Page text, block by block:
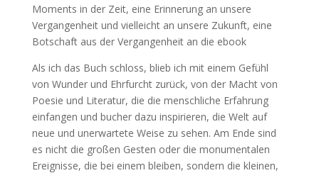
Moments in der Zeit, eine Erinnerung an unsere
Vergangenheit und vielleicht an unsere Zukunft, eine
Botschaft aus der Vergangenheit an die ebook
Als ich das Buch schloss, blieb ich mit einem Gefühl
von Wunder und Ehrfurcht zurück, von der Macht von
Poesie und Literatur, die die menschliche Erfahrung
einfangen und bucher dazu inspirieren, die Welt auf
neue und unerwartete Weise zu sehen. Am Ende sind
es nicht die großen Gesten oder die monumentalen
Ereignisse, die bei einem bleiben, sondern die kleinen,